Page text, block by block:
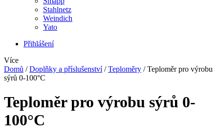
Stahlnetz
Weindich
Yato
Přihlášení
Více
Domů / Doplňky a příslušenství / Teploměry / Teploměr pro výrobu
sýrů 0-100°C
Teploměr pro výrobu sýrů 0-
100°C